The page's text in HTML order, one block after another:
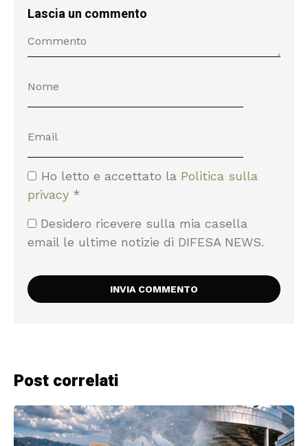
Lascia un commento
Ho letto e accettato la Politica sulla
privacy *
Desidero ricevere sulla mia casella
email le ultime notizie di DIFESA NEWS.
Post correlati